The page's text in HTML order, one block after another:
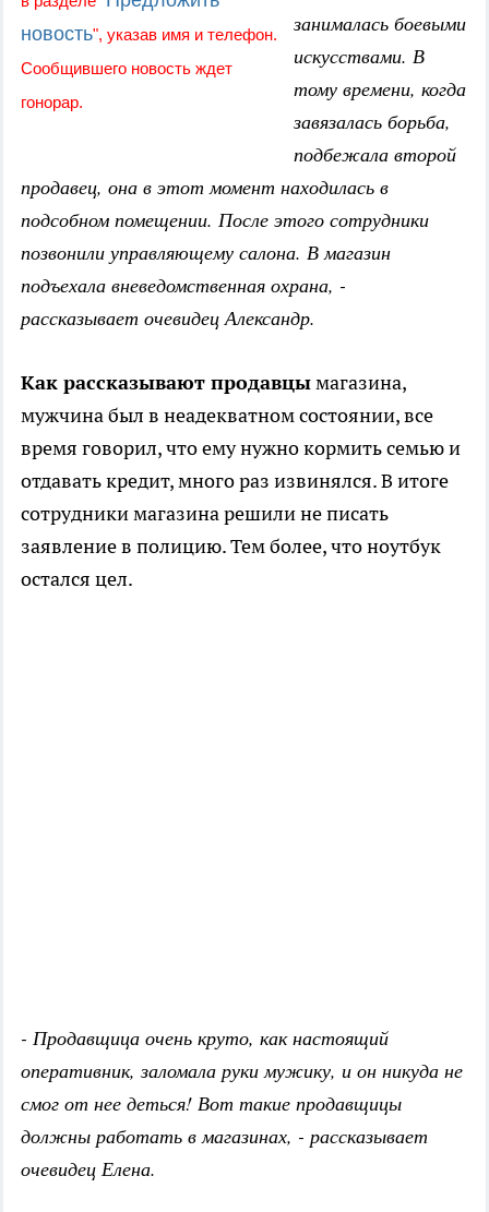
новость", указав имя и телефон.
Сообщившего новость ждет
гонорар.
занималась боевыми
искусствами. В
тому времени, когда
завязалась борьба,
подбежала второй
продавец, она в этот момент находилась в
подсобном помещении. После этого сотрудники
позвонили управляющему салона. В магазин
подъехала вневедомственная охрана, -
рассказывает очевидец Александр.
Как рассказывают продавцымагазина,
мужчина был в неадекватном состоянии, все
время говорил, что ему нужно кормить семью и
отдавать кредит, много раз извинялся. В итоге
сотрудники магазина решили не писать
заявление в полицию. Тем более, что ноутбук
остался цел.
- Продавщица очень круто, как настоящий
оперативник, заломала руки мужику, и он никуда не
смог от нее деться! Вот такие продавщицы
должны работать в магазинах, - рассказывает
очевидец Елена.